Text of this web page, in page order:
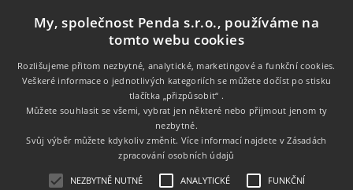
Informace
Zákaznický servis
My, společnost Penda s.r.o., používáme na
tomto webu cookies
Rozlišujeme přitom nezbytné, analytické, marketingové a funkční cookies.
Veškeré informace o jednotlivých kategoriích se můžete dočíst po stisku
tlačítka „přizpůsobit“ .
Můžete souhlasit se všemi, vybrat jen některé nebo přijmout jenom ty
nezbytné.
Svůj výběr můžete kdykoliv změnit. Více informací najdete vZásadách
zpracování osobních údajů
NEZBYTNĚ NUTNÉ ANALYTICKÉ FUNKČNÍ